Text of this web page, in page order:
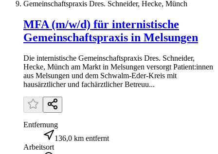
Gemeinschaftspraxis Dres. Schneider, Hecke, Münch
MFA (m/w/d) für internistische
Gemeinschaftspraxis in Melsungen
Die internistische Gemeinschaftspraxis Dres. Schneider,
Hecke, Münch am Markt in Melsungen versorgt Patient:innen
aus Melsungen und dem Schwalm-Eder-Kreis mit
hausärztlicher und fachärztlicher Betreuu...
Entfernung
136,0 km entfernt
Arbeitsort